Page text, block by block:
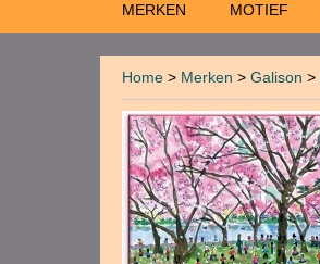
MERKEN MOTIEF
Home > Merken > Galison >